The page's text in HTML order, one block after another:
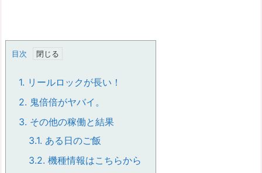
目次
1. リールロックが長い！
2. 鬼倍倍がヤバイ。
3. その他の稼働と結果
3.1. ある日のご飯
3.2. 機種情報はこちらから